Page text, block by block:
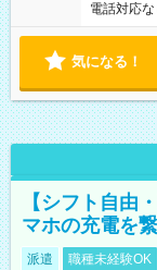
電話対応な
気になる！
【シフト自由
マホの充電を
派遣 職種未経験OK